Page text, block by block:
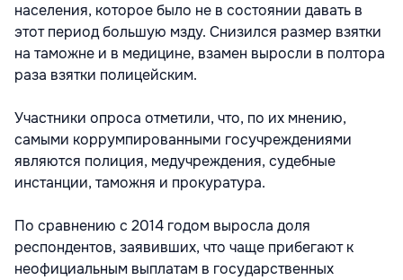
населения, которое было не в состоянии давать в
этот период большую мзду. Снизился размер взятки
на таможне и в медицине, взамен выросли в полтора
раза взятки полицейским.
Участники опроса отметили, что, по их мнению,
самыми коррумпированными госучреждениями
являются полиция, медучреждения, судебные
инстанции, таможня и прокуратура.
По сравнению с 2014 годом выросла доля
респондентов, заявивших, что чаще прибегают к
неофициальным выплатам в государственных